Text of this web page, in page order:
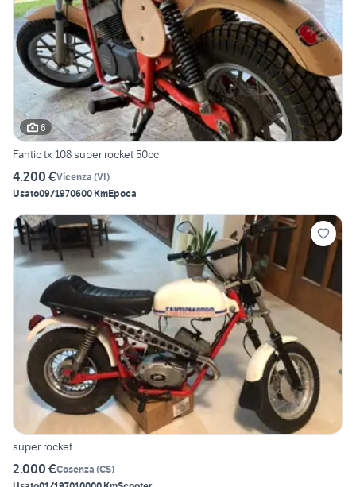
6
Fantic tx 108 super rocket 50cc
4.200 €Vicenza (VI)
Usato09/1970600 KmEpoca
super rocket
2.000 €Cosenza (CS)